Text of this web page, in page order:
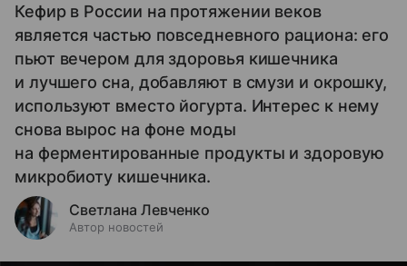
Кефир в России на протяжении веков
является частью повседневного рациона: его
пьют вечером для здоровья кишечника
и лучшего сна, добавляют в смузи и окрошку,
используют вместо йогурта. Интерес к нему
снова вырос на фоне моды
на ферментированные продукты и здоровую
микробиоту кишечника.
Светлана Левченко
Автор новостей